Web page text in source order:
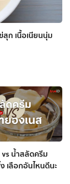
สุก เนื้อเนียนนุ่ม
น้ำสลัดครีม
เลือกอันไหนดีนะ